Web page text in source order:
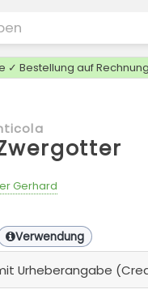
✓ Bestellung auf Rechnung
Gerhard
Verwendung